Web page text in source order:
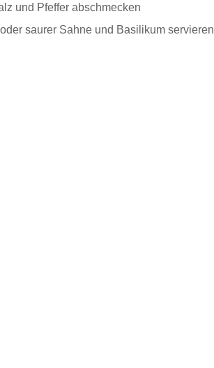
und Pfeffer abschmecken
saurer Sahne und Basilikum servieren